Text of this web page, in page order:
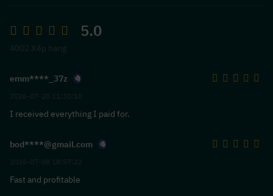
5.0
emm****_37z
I received everything I paid for.
bod****@gmail.com
Fast and profitable